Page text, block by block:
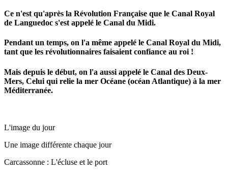
Ce n'est qu'après la Révolution Française que le Canal Royal
de Languedoc s'est appelé le Canal du Midi.
Pendant un temps, on l'a même appelé le Canal Royal du Midi,
tant que les révolutionnaires faisaient confiance au roi !
Mais depuis le début, on l'a aussi appelé le Canal des Deux-
Mers, Celui qui relie la mer Océane (océan Atlantique) à la mer
Méditerranée.
L'image du jour
Une image différente chaque jour
Carcassonne : L'écluse et le port